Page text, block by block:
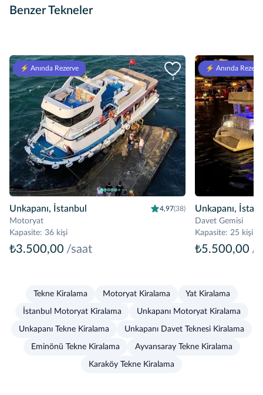
Benzer Tekneler
⚡️ Anında Rezerve
Unkapanı, İstanbul 4,97(38)
Motoryat
Kapasite: 36 kişi
₺3.500,00 /saat
⚡️ Anında
Unkapanı,
Davet Gemisi
Kapasite: 25 kişi
₺5.500,00 /
Tekne Kiralama Motoryat Kiralama Yat Kiralama
İstanbul Motoryat Kiralama Unkapanı Motoryat Kiralama
Unkapanı Tekne Kiralama Unkapanı Davet Teknesi Kiralama
Eminönü Tekne Kiralama Ayvansaray Tekne Kiralama
Karaköy Tekne Kiralama